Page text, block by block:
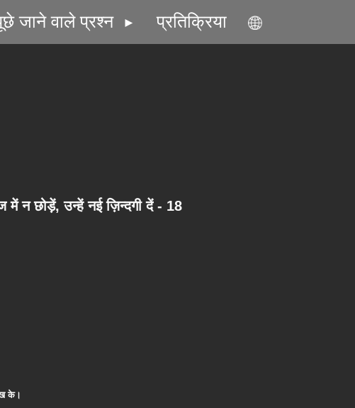
जाने वाले प्रश्न प्रतिक्रिया
में न छोड़ें, उन्हें नई ज़िन्दगी दें - 18
के।